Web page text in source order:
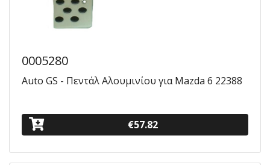
0005280
Auto GS - Πεντάλ Αλουμινίου για Mazda 6 22388
€57.82